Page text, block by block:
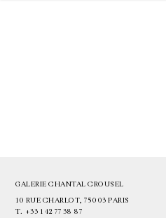
GALERIE CHANTAL CROUSEL
10 RUE CHARLOT, 75003 PARIS
T. +33 1 42 77 38 87